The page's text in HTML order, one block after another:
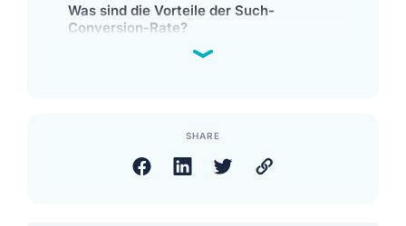
Was sind die Vorteile der Such-
Conversion-Rate?
SHARE